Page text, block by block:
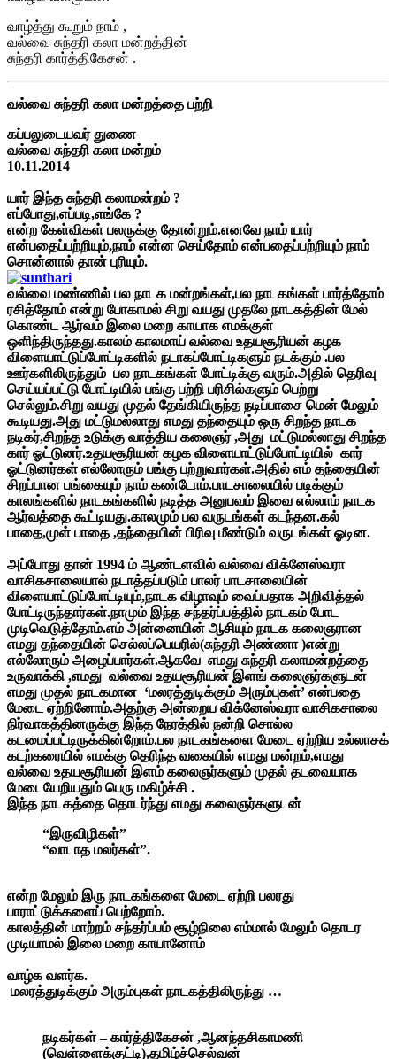
வாழ்த்து கூறும் நாம் ,
வல்வை சுந்தரி கலா மன்றத்தின்
சுந்தரி கார்த்திகேசன் .
வல்வை சுந்தரி கலா மன்றத்தை பற்றி
கப்பலுடையவர் துணை
வல்வை சுந்தரி கலா மன்றம்
10.11.2014
யார் இந்த சுந்தரி கலாமன்றம் ?
எப்போது,எப்படி,எங்கே ?
என்ற கேள்விகள் பலருக்கு தோன்றும்.எனவே நாம் யார்
என்பதைப்பற்றியும்,நாம் என்ன செய்தோம் என்பதைப்பற்றியும் நாம்
சொன்னால் தான் புரியும்.
வல்வை மண்ணில் பல நாடக மன்றங்கள்,பல நாடகங்கள் பார்த்தோம்
ரசித்தோம் என்று போகாமல் சிறு வயது முதலே நாடகத்தின் மேல்
கொண்ட ஆர்வம் இலை மறை காயாக எமக்குள்
ஒளிந்திருந்தது.காலம் காலமாய் வல்வை உதயசூரியன் கழக
விளையாட்டுப்போட்டிகளில் நடாகப்போட்டிகளும் நடக்கும் .பல
ஊர்களிலிருந்தும் பல நாடகங்கள் போட்டிக்கு வரும்.அதில் தெரிவு
செய்யப்பட்டு போட்டியில் பங்கு பற்றி பரிசில்களும் பெற்று
செல்லும்.சிறு வயது முதல் தேங்கியிருந்த நடிப்பாசை மென் மேலும்
கூடியது.அது மட்டுமல்லாது எமது தந்தையும் ஒரு சிறந்த நாடக
நடிகர்,சிறந்த உடுக்கு வாத்திய கலைஞர் ,அது மட்டுமல்லாது சிறந்த
கார் ஓட்டுனர்.உதயசூரியன் கழக விளையாட்டுப்போட்டியில் கார்
ஓட்டுனர்கள் எல்லோரும் பங்கு பற்றுவார்கள்.அதில் எம் தந்தையின்
சிறப்பான பங்கையும் நாம் கண்டோம்.பாடசாலையில் படிக்கும்
காலங்களில் நாடகங்களில் நடித்த அனுபவம் இவை எல்லாம் நாடக
ஆர்வத்தை கூட்டியது.காலமும் பல வருடங்கள் கடந்தன.கல்
பாதை,முள் பாதை ,தந்தையின் பிரிவு மீண்டும் வருடங்கள் ஓடின.
அப்போது தான் 1994 ம் ஆண்டளவில் வல்வை விக்னேஸ்வரா
வாசிகசாலையால் நடாத்தப்படும் பாலர் பாடசாலையின்
விளையாட்டுப்போட்டியும்,நாடக விழாவும் வைப்பதாக அறிவித்தல்
போட்டிருந்தார்கள்.நாமும் இந்த சந்தர்ப்பத்தில் நாடகம் போட
முடிவெடுத்தோம்.எம் அன்னையின் ஆசியும் நாடக கலைஞரான
எமது தந்தையின் செல்லப்பெயரில்(சுந்தரி அண்ணா )என்று
எல்லோரும் அழைப்பார்கள்.ஆகவே எமது சுந்தரி கலாமன்றத்தை
உருவாக்கி ,எமது வல்வை உதயசூரியன் இளங் கலைஞர்களுடன்
எமது முதல் நாடகமான ‘மலரத்துடிக்கும் அரும்புகள்’ என்பதை
மேடை ஏற்றினோம்.அதற்கு அன்றைய விக்னேஸ்வரா வாசிகசாலை
நிர்வாகத்தினருக்கு இந்த நேரத்தில் நன்றி சொல்ல
கடமைப்பட்டிருக்கின்றோம்.பல நாடகங்களை மேடை ஏற்றிய உல்லாசக்
கடற்கரையில் எமக்கு தெரிந்த வகையில் எமது மன்றம்,எமது
வல்வை உதயசூரியன் இளம் கலைஞர்களும் முதல் தடவையாக
மேடையேறியதும் பெரு மகிழ்ச்சி .
இந்த நாடகத்தை தொடர்ந்து எமது கலைஞர்களுடன்
“இருவிழிகள்”
“வாடாத மலர்கள்”.
என்ற மேலும் இரு நாடகங்களை மேடை ஏற்றி பலரது
பாராட்டுக்களைப் பெற்றோம்.
காலத்தின் மாற்றம் சந்தர்ப்பம் சூழ்நிலை எம்மால் மேலும் தொடர
முடியாமல் இலை மறை காயானோம்
வாழ்க வளர்க.
மலரத்துடிக்கும் அரும்புகள் நாடகத்திலிருந்து …
நடிகர்கள் – கார்த்திகேசன் ,ஆனந்தசிகாமணி
(வெள்ளைக்குட்டி),தமிழ்ச்செல்வன்